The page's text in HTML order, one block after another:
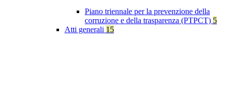
Piano triennale per la prevenzione della
corruzione e della trasparenza (PTPCT) 5
Atti generali 15